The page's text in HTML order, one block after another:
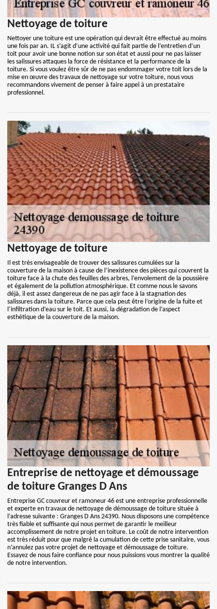
Nettoyage de toiture
Nettoyer une toiture est une opération qui devrait être effectué au moins
une fois par an. IL s’agit d’une activité qui fait partie de l’entretien d’un
toit pour avoir une bonne notion sur son état et aussi pour ne pas laisser
les salissures attaques la force de résistance et la performance de la
toiture. Si vous voulez être sûr de ne pas endommager votre toit lors de la
mise en œuvre des travaux de nettoyage sur votre toiture, nous vous
recommandons vivement de penser à faire appel à un prestataire
professionnel.
Nettoyage de toiture
Il est très envisageable de trouver des salissures cumulées sur la
couverture de la maison à cause de l’inexistence des pièces qui couvrent la
toiture face à la chute des feuilles des arbres, l’envolement de la poussière
et également de la pollution atmosphérique. Et comme nous le savons
déjà, il est assez dangereux de ne pas agir face à la stagnation des
salissures dans la toiture. Parce que cela peut être l’origine de la fuite et
l’infiltration d’eau sur le toit. Et aussi, la dégradation de l’aspect
esthétique de la couverture de la maison.
Entreprise de nettoyage et démoussage
de toiture Granges D Ans
Entreprise GC couvreur et ramoneur 46 est une entreprise professionnelle
et experte en travaux de nettoyage de démoussage de toiture située à
l’adresse suivante : Granges D Ans 24390. Nous disposons une compétence
très fiable et suffisante qui nous permet de garantir le meilleur
accomplissement de notre projet en toiture. Le coût de notre intervention
est très réduit pour que malgré la cumulation de cette prise sanitaire, vous
n’annulez pas votre projet de nettoyage et démoussage de toiture.
Essayez de nous faire confiance pour nous puissions vous montrer la qualité
de notre intervention.